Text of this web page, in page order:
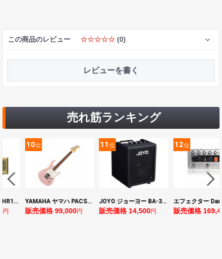
この商品のレビュー ☆☆☆☆☆ (0)
レビューを書く
売れ筋ランキング
ヤマハ YAMAHA THR10II 小型ギターアンプ
円
10位
YAMAHA ヤマハ PACS+12 ASP Pacifica Standard Plus パシフィカスタンダードプラス エレキギター
販売価格 99,000円
11位
JOYO ジョーヨー BA-30 VIBE CUBE BLK 30W 小型ベースアンプ Bluetooth+OTGオーディオI/F搭載
販売価格 14,500円
12位
販売価格